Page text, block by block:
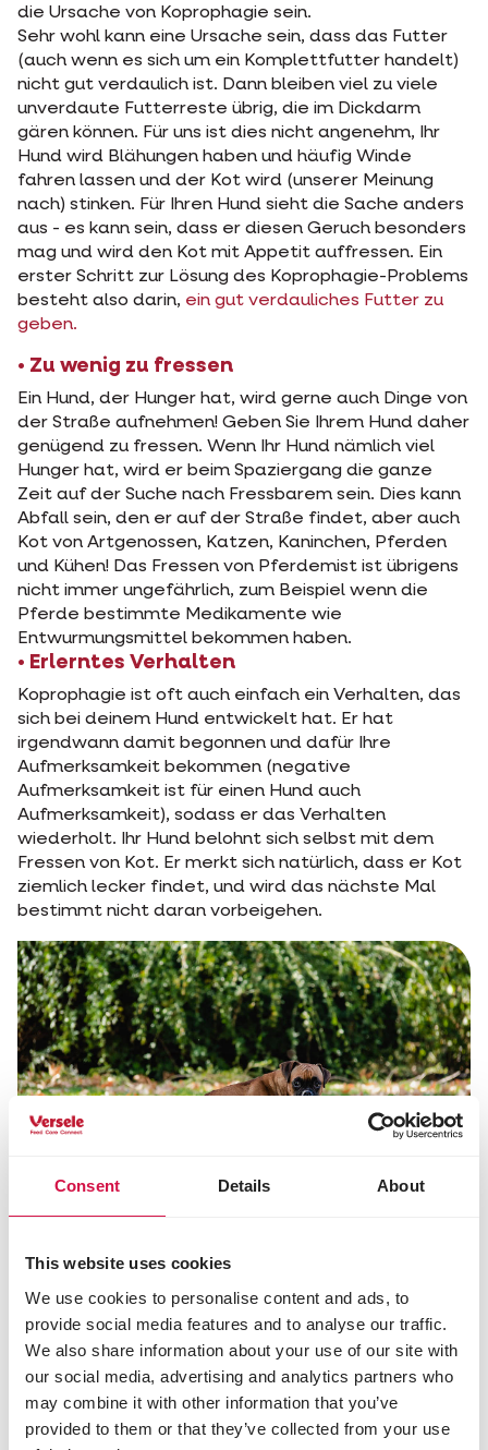
Consent Details About
This website uses cookies
We use cookies to personalise content and ads, to
provide social media features and to analyse our traffic.
We also share information about your use of our site with
our social media, advertising and analytics partners who
may combine it with other information that you’ve
provided to them or that they’ve collected from your use
die Ursache von Koprophagie sein.
Sehr wohl kann eine Ursache sein, dass das Futter
(auch wenn es sich um ein Komplettfutter handelt)
nicht gut verdaulich ist. Dann bleiben viel zu viele
unverdaute Futterreste übrig, die im Dickdarm
gären können. Für uns ist dies nicht angenehm, Ihr
Hund wird Blähungen haben und häufig Winde
fahren lassen und der Kot wird (unserer Meinung
nach) stinken. Für Ihren Hund sieht die Sache anders
aus - es kann sein, dass er diesen Geruch besonders
mag und wird den Kot mit Appetit auffressen. Ein
erster Schritt zur Lösung des Koprophagie-Problems
besteht also darin, ein gut verdauliches Futter zu
geben.
• Zu wenig zu fressen
Ein Hund, der Hunger hat, wird gerne auch Dinge von
der Straße aufnehmen! Geben Sie Ihrem Hund daher
genügend zu fressen. Wenn Ihr Hund nämlich viel
Hunger hat, wird er beim Spaziergang die ganze
Zeit auf der Suche nach Fressbarem sein. Dies kann
Abfall sein, den er auf der Straße findet, aber auch
Kot von Artgenossen, Katzen, Kaninchen, Pferden
und Kühen! Das Fressen von Pferdemist ist übrigens
nicht immer ungefährlich, zum Beispiel wenn die
Pferde bestimmte Medikamente wie
Entwurmungsmittel bekommen haben.
• Erlerntes Verhalten
Koprophagie ist oft auch einfach ein Verhalten, das
sich bei deinem Hund entwickelt hat. Er hat
irgendwann damit begonnen und dafür Ihre
Aufmerksamkeit bekommen (negative
Aufmerksamkeit ist für einen Hund auch
Aufmerksamkeit), sodass er das Verhalten
wiederholt. Ihr Hund belohnt sich selbst mit dem
Fressen von Kot. Er merkt sich natürlich, dass er Kot
ziemlich lecker findet, und wird das nächste Mal
bestimmt nicht daran vorbeigehen.
Wie können Sie ihm dieses Verhalten
abgewöhnen?
Das Abgewöhnen besteht aus mehreren Schritten,
die Sie sich merken müssen:
Die Aufmerksamkeit Ihres Hundes auf etwas
anderes lenken. Sobald Sie auf dem